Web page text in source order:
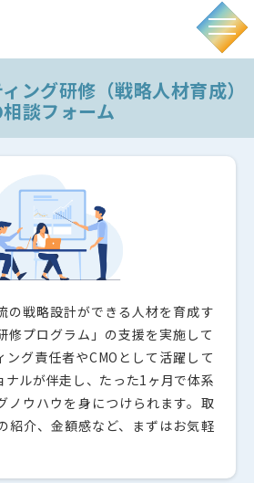
ング研修（戦略人材育成）
談フォーム
の戦略設計ができる人材を育成す
修プログラム」の支援を実施して
ング責任者やCMOとして活躍して
ナルが伴走し、たった1ヶ月で体系
ノウハウを身につけられます。取
紹介、金額感など、まずはお気軽